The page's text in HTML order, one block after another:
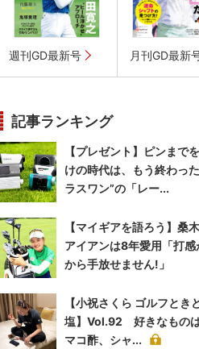
週刊GD最新号 月刊GD最新
記事ランキング
【プレゼント】ピンまで
けの時代は、もう終わっ
ラスワン”の「レー...
【マイギアを語ろう】桑
アイアンは8年愛用「打感
から手放せません!」
【小祝さくら ゴルフとき
塩】Vol.92 好きなもの
マコ酢、シャ...